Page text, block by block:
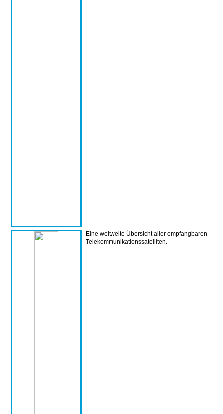
Eine weltweite Übersicht aller empfangbaren
Telekommunikationssatelliten.